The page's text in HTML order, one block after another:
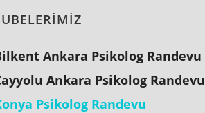
Ankara Psikolog Randevu
Ankara Psikolog Randevu
Psikolog Randevu